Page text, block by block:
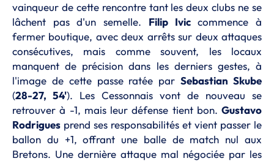
vainqueur de cette rencontre tant les deux clubs ne se
lâchent pas d'un semelle. Filip Iviccommence à
fermer boutique, avec deux arrêts sur deux attaques
consécutives, mais comme souvent, les locaux
manquent de précision dans les derniers gestes, à
l'image de cette passe ratée parSebastian Skube
(28-27, 54'). Les Cessonnais vont de nouveau se
retrouver à -1, mais leur défense tient bon. Gustavo
Rodrigues prend ses responsabilités et vient passer le
ballon du +1, offrant une balle de match nul aux
Bretons. Une dernière attaque mal négociée par les